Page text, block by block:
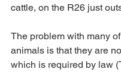
cattle, on the R26 just
The problem with many
animals is that they are
which is required by law